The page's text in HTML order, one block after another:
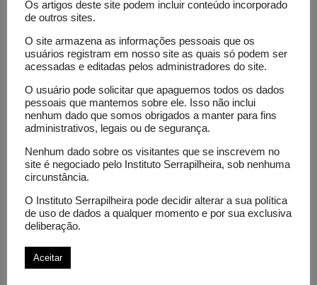
Grant Serrapilheira: R$ 100.000,00
Instituições
Pontifícia Universidade Católica do Rio de
Janeiro
Temas biodiversidade mudanças climáticas
restauração ecológica
Notícias relacionadas
Coluna Ciência Fundamental
É possível inverter degradação
Os artigos deste site podem incluir conteúdo incorporado
de outros sites.
O site armazena as informações pessoais que os
usuários registram em nosso site as quais só podem ser
acessadas e editadas pelos administradores do site.
O usuário pode solicitar que apaguemos todos os dados
pessoais que mantemos sobre ele. Isso não inclui
nenhum dado que somos obrigados a manter para fins
administrativos, legais ou de segurança.
Nenhum dado sobre os visitantes que se inscrevem no
site é negociado pelo Instituto Serrapilheira, sob nenhuma
circunstância.
O Instituto Serrapilheira pode decidir alterar a sua política
de uso de dados a qualquer momento e por sua exclusiva
deliberação.
Aceitar